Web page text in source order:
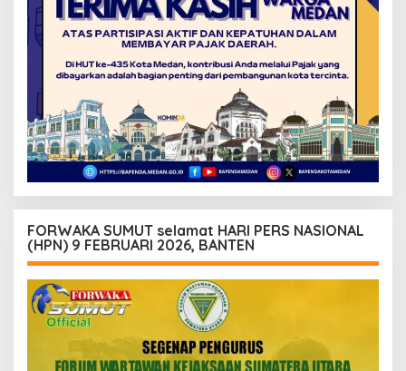
FORWAKA SUMUT selamat HARI PERS NASIONAL
(HPN) 9 FEBRUARI 2026, BANTEN